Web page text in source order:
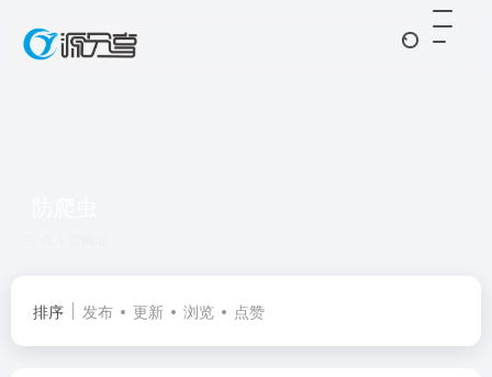
排序 发布 更新 浏览 点赞